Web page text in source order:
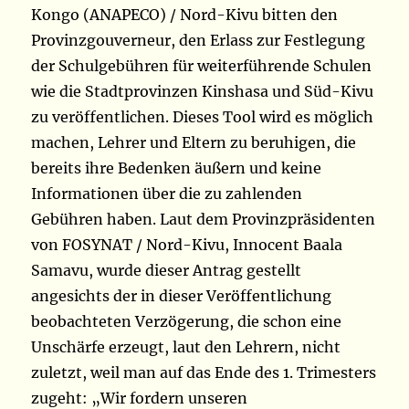
Kongo (ANAPECO) / Nord-Kivu bitten den
Provinzgouverneur, den Erlass zur Festlegung
der Schulgebühren für weiterführende Schulen
wie die Stadtprovinzen Kinshasa und Süd-Kivu
zu veröffentlichen. Dieses Tool wird es möglich
machen, Lehrer und Eltern zu beruhigen, die
bereits ihre Bedenken äußern und keine
Informationen über die zu zahlenden
Gebühren haben. Laut dem Provinzpräsidenten
von FOSYNAT / Nord-Kivu, Innocent Baala
Samavu, wurde dieser Antrag gestellt
angesichts der in dieser Veröffentlichung
beobachteten Verzögerung, die schon eine
Unschärfe erzeugt, laut den Lehrern, nicht
zuletzt, weil man auf das Ende des 1. Trimesters
zugeht: „Wir fordern unseren